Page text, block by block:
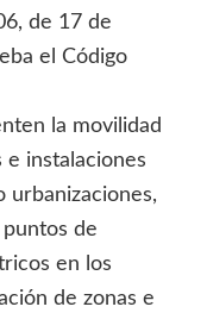
de 17 de
el Código
la movilidad
instalaciones
urbanizaciones,
de
en los
de zonas e